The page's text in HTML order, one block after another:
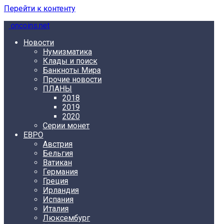
Перейти к контенту
oncoins.net
Новости
Нумизматика
Клады и поиск
Банкноты Мира
Прочие новости
ПЛАНЫ
2018
2019
2020
Серии монет
ЕВРО
Австрия
Бельгия
Ватикан
Германия
Греция
Ирландия
Испания
Италия
Люксембург